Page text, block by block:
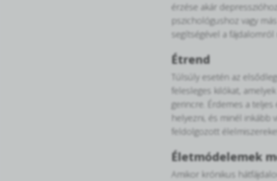
érzése akár
pszichológushoz vagy
segítségével a
Étrend
Túlsúly esetén az
felesleges kilókat,
gerincre. Érdemes a
helyezni, és minél inkább
feldolgozott
Életmódelemek
Amikor krónikus